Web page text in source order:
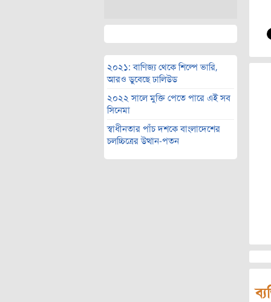
২০২১: বাণিজ্য থেকে শিল্পে ভারি,
আরও ডুবেছে ঢালিউড
২০২২ সালে মুক্তি পেতে পারে এই সব
সিনেমা
স্বাধীনতার পাঁচ দশকে বাংলাদেশের
চলচ্চিত্রের উত্থান-পতন